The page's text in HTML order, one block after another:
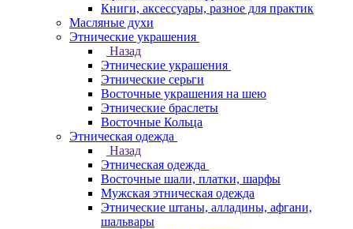
Книги, аксессуары, разное для практик
Масляные духи
Этнические украшения
Назад
Этнические украшения
Этнические серьги
Восточные украшения на шею
Этнические браслеты
Восточные Кольца
Этническая одежда
Назад
Этническая одежда
Восточные шали, платки, шарфы
Мужская этническая одежда
Этнические штаны, алладины, афгани,
шальвары